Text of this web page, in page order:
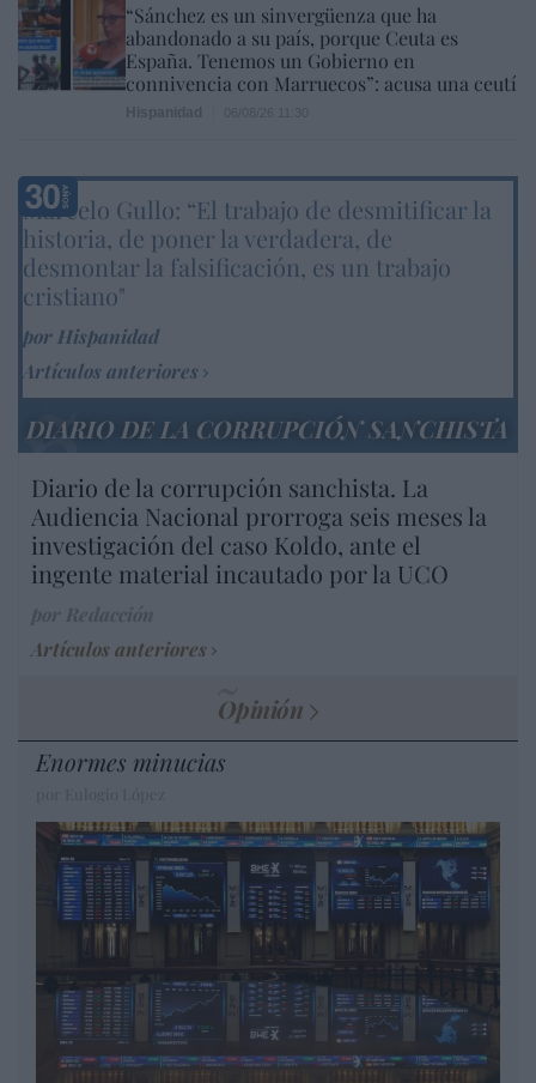
“Sánchez es un sinvergüenza que ha
abandonado a su país, porque Ceuta es
España. Tenemos un Gobierno en
connivencia con Marruecos”: acusa una ceutí
Marcelo Gullo: “El trabajo de desmitificar la
historia, de poner la verdadera, de
desmontar la falsificación, es un trabajo
cristiano"
por Hispanidad
Artículos anteriores
DIARIO DE LA CORRUPCIÓN SANCHISTA
Diario de la corrupción sanchista. La
Audiencia Nacional prorroga seis meses la
investigación del caso Koldo, ante el
ingente material incautado por la UCO
Artículos anteriores
Opinión
Enormes minucias